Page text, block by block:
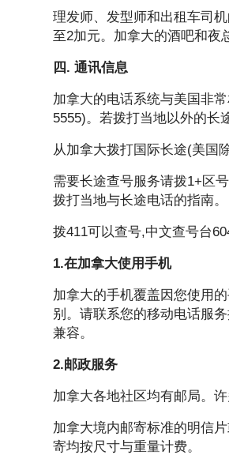
理发师、发型师和出租车司
至2加元。加拿大的酒吧和夜
四. 通讯信息
加拿大的电话系统与美国非
5555)。若拨打当地以外的长
从加拿大拨打国际长途(美国
需要长途查号服务请拨1+区
拨打当地与长途电话的指南。
拨411可以查号,中文查号台
1.在加拿大使用手机
加拿大的手机覆盖因您使用
别。请联系您的移动电话服
兼容。
2.邮政服务
加拿大各地社区均有邮局。
加拿大境内邮寄标准的明信
寄均按尺寸与重量计费。